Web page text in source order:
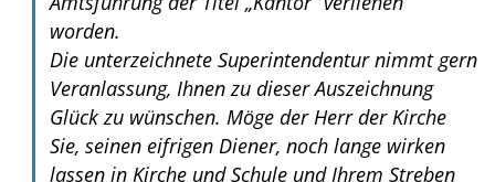
worden.
Die unterzeichnete Superintendentur nimmt gern
Veranlassung, Ihnen zu dieser Auszeichnung
Glück zu wünschen. Möge der Herr der Kirche
Sie, seinen eifrigen Diener, noch lange wirken
lassen in Kirche und Schule und Ihrem Streben